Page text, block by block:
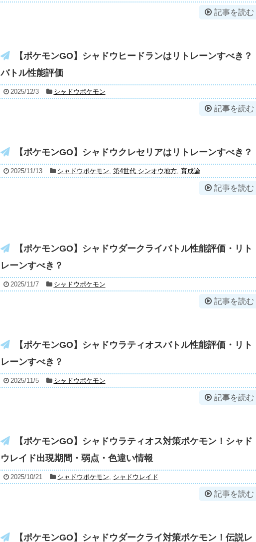
記事を読む
【ポケモンGO】シャドウヒードランはリトレーンすべき？
バトル性能評価
2025/12/3 シャドウポケモン
記事を読む
【ポケモンGO】シャドウクレセリアはリトレーンすべき？
2025/11/13 シャドウポケモン, 第4世代 シンオウ地方, 育成論
記事を読む
【ポケモンGO】シャドウダークライバトル性能評価・リト
レーンすべき？
2025/11/7 シャドウポケモン
記事を読む
【ポケモンGO】シャドウラティオスバトル性能評価・リト
レーンすべき？
2025/11/5 シャドウポケモン
記事を読む
【ポケモンGO】シャドウラティオス対策ポケモン！シャド
ウレイド出現期間・弱点・色違い情報
2025/10/21 シャドウポケモン, シャドウレイド
記事を読む
【ポケモンGO】シャドウダークライ対策ポケモン！伝説レ